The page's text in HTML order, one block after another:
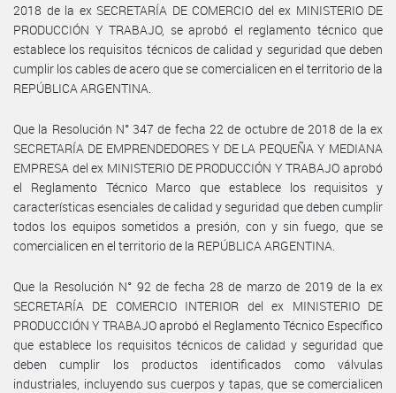
2018 de la ex SECRETARÍA DE COMERCIO del ex MINISTERIO DE
PRODUCCIÓN Y TRABAJO, se aprobó el reglamento técnico que
establece los requisitos técnicos de calidad y seguridad que deben
cumplir los cables de acero que se comercialicen en el territorio de la
REPÚBLICA ARGENTINA.
Que la Resolución N° 347 de fecha 22 de octubre de 2018 de la ex
SECRETARÍA DE EMPRENDEDORES Y DE LA PEQUEÑA Y MEDIANA
EMPRESA del ex MINISTERIO DE PRODUCCIÓN Y TRABAJO aprobó
el Reglamento Técnico Marco que establece los requisitos y
características esenciales de calidad y seguridad que deben cumplir
todos los equipos sometidos a presión, con y sin fuego, que se
comercialicen en el territorio de la REPÚBLICA ARGENTINA.
Que la Resolución N° 92 de fecha 28 de marzo de 2019 de la ex
SECRETARÍA DE COMERCIO INTERIOR del ex MINISTERIO DE
PRODUCCIÓN Y TRABAJO aprobó el Reglamento Técnico Específico
que establece los requisitos técnicos de calidad y seguridad que
deben cumplir los productos identificados como válvulas
industriales, incluyendo sus cuerpos y tapas, que se comercialicen